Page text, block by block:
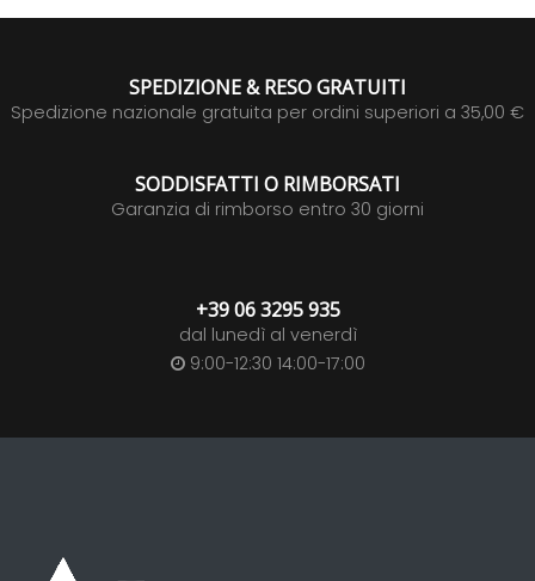
SPEDIZIONE & RESO GRATUITI
Spedizione nazionale gratuita per ordini superiori a 35,00 €
SODDISFATTI O RIMBORSATI
Garanzia di rimborso entro 30 giorni
+39 06 3295 935
dal lunedì al venerdì
9:00-12:30 14:00-17:00